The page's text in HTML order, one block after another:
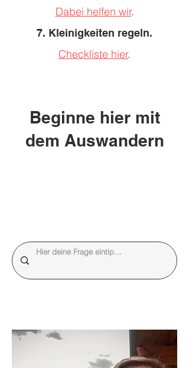
Dabei helfen wir.
7. Kleinigkeiten regeln.
Checkliste hier.
Beginne hier mit
dem Auswandern